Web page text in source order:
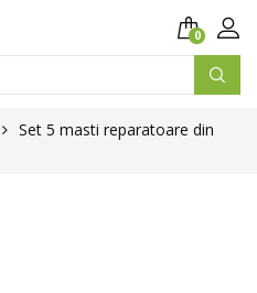
0
Set 5 masti reparatoare din